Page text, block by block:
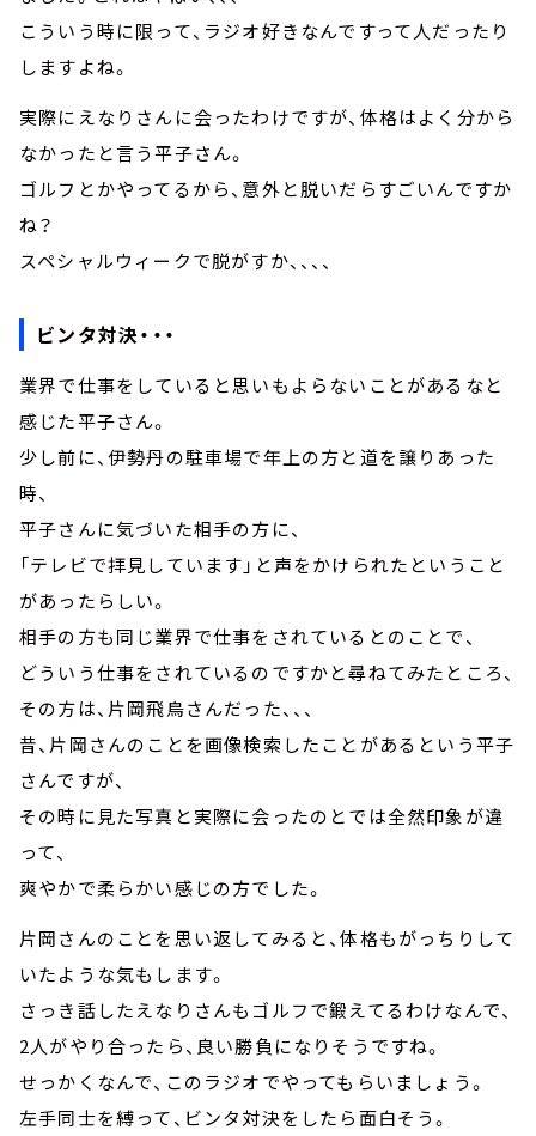
こういう時に限って、ラジオ好きなんですって人だったり
しますよね。
実際にえなりさんに会ったわけですが、体格はよく分から
なかったと言う平子さん。
ゴルフとかやってるから、意外と脱いだらすごいんですか
ね？
スペシャルウィークで脱がすか、、、、
ビンタ対決・・・
業界で仕事をしていると思いもよらないことがあるなと
感じた平子さん。
少し前に、伊勢丹の駐車場で年上の方と道を譲りあった
時、
平子さんに気づいた相手の方に、
「テレビで拝見しています」と声をかけられたということ
があったらしい。
相手の方も同じ業界で仕事をされているとのことで、
どういう仕事をされているのですかと尋ねてみたところ、
その方は、片岡飛鳥さんだった、、、
昔、片岡さんのことを画像検索したことがあるという平子
さんですが、
その時に見た写真と実際に会ったのとでは全然印象が違
って、
爽やかで柔らかい感じの方でした。
片岡さんのことを思い返してみると、体格もがっちりして
いたような気もします。
さっき話したえなりさんもゴルフで鍛えてるわけなんで、
2人がやり合ったら、良い勝負になりそうですね。
せっかくなんで、このラジオでやってもらいましょう。
左手同士を縛って、ビンタ対決をしたら面白そう。